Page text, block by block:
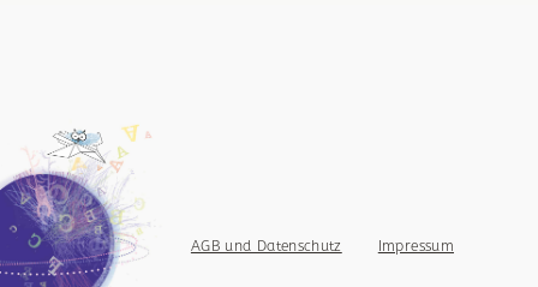
AGB und Datenschutz Impressum